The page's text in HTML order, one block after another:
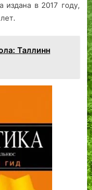
издана в 2017 году,
Таллинн